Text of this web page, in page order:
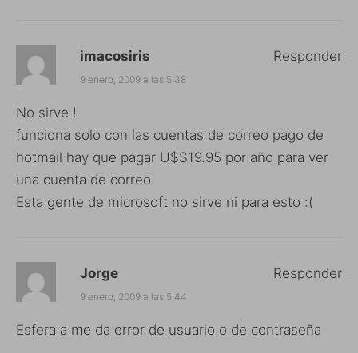
imacosiris
9 enero, 2009 a las 5:38
No sirve !
funciona solo con las cuentas de correo pago de
hotmail hay que pagar U$S19.95 por año para ver
una cuenta de correo.
Esta gente de microsoft no sirve ni para esto :(
Responder
Jorge
9 enero, 2009 a las 5:44
Esfera a me da error de usuario o de contraseña
Responder